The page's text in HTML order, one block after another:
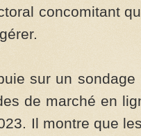
concomitant
sur un
de marché en
Il montre que